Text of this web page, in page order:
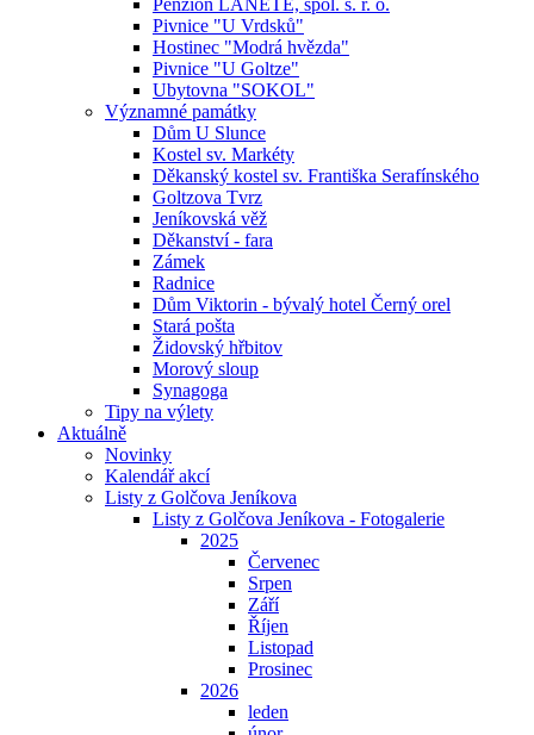
Penzion LANETE, spol. s. r. o.
Pivnice "U Vrdsků"
Hostinec "Modrá hvězda"
Pivnice "U Goltze"
Ubytovna "SOKOL"
Významné památky
Dům U Slunce
Kostel sv. Markéty
Děkanský kostel sv. Františka Serafínského
Goltzova Tvrz
Jeníkovská věž
Děkanství - fara
Zámek
Radnice
Dům Viktorin - bývalý hotel Černý orel
Stará pošta
Židovský hřbitov
Morový sloup
Synagoga
Tipy na výlety
Aktuálně
Novinky
Kalendář akcí
Listy z Golčova Jeníkova
Listy z Golčova Jeníkova - Fotogalerie
2025
Červenec
Srpen
Září
Říjen
Listopad
Prosinec
2026
leden